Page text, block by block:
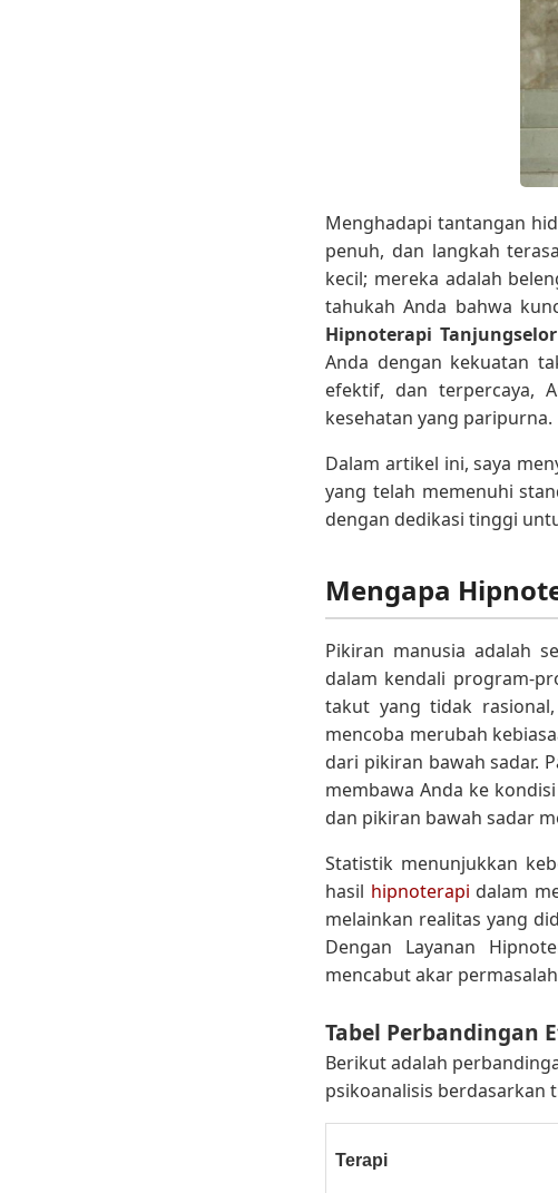
Menghadapi tantangan
penuh, dan langkah
kecil; mereka adalah
tahukah Anda bahwa
Hipnoterapi Tanjungselor
Anda dengan kekuatan
efektif, dan terpercaya,
kesehatan yang paripurna.
Dalam artikel ini, saya
yang telah memenuhi
dengan dedikasi tinggi
Mengapa
Pikiran manusia adalah
dalam kendali program-
takut yang tidak
mencoba merubah
dari pikiran bawah sadar.
membawa Anda ke
dan pikiran bawah sadar
Statistik menunjukkan
hasil hipnoterapi dalam
melainkan realitas yang
Dengan Layanan
mencabut akar
Tabel Perbandingan
Berikut adalah
psikoanalisis
Terapi